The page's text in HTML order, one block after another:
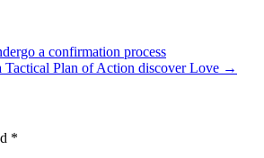
a confirmation process
Plan of Action discover Love →
*